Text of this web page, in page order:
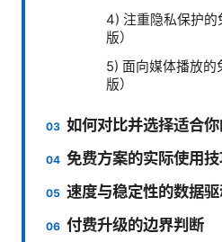
4) 注重隐私保护的
版）
5) 面向媒体播放的
版）
如何对比并选择适合
免费方案的实际使用
速度与稳定性的数据
付费升级的边界判断